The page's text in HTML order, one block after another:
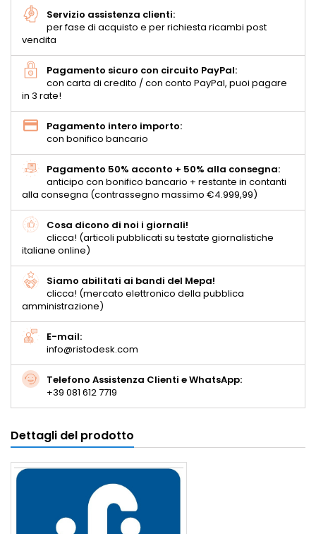
Servizio assistenza clienti:
per fase di acquisto e per richiesta ricambi post
vendita
Pagamento sicuro con circuito PayPal:
con carta di credito / con conto PayPal, puoi pagare
in 3 rate!
Pagamento intero importo:
con bonifico bancario
Pagamento 50% acconto + 50% alla consegna:
anticipo con bonifico bancario + restante in contanti
alla consegna (contrassegno massimo €4.999,99)
Cosa dicono di noi i giornali!
clicca! (articoli pubblicati su testate giornalistiche
italiane online)
Siamo abilitati ai bandi del Mepa!
clicca! (mercato elettronico della pubblica
amministrazione)
E-mail:
info@ristodesk.com
Telefono Assistenza Clienti e WhatsApp:
+39 081 612 7719
Dettagli del prodotto